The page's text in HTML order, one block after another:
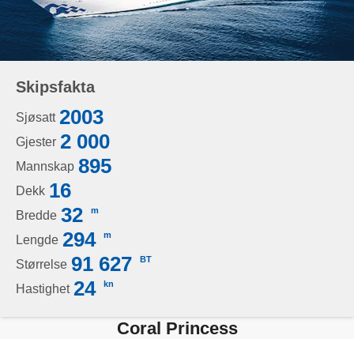
Skipsfakta
Sjøsatt 2003
Gjester 2 000
Mannskap 895
Dekk 16
Bredde 32 m
Lengde 294 m
Størrelse 91 627 BT
Hastighet 24 kn
Coral Princess